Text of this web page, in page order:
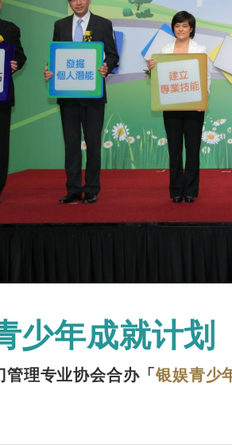
少年成就计划
管理专业协会合办「银娱青少